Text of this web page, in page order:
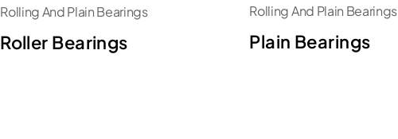
Rolling And Plain Bearings
Roller Bearings
Rolling And Plain Bearings
Plain Bearings